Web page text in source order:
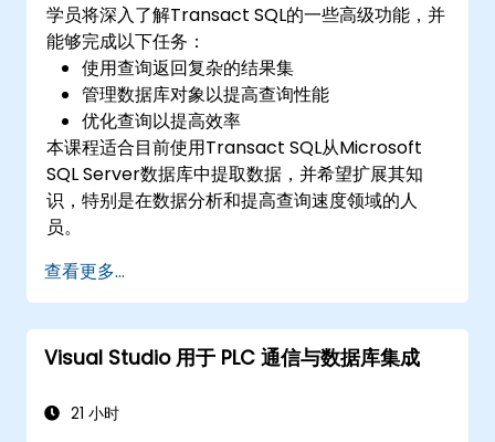
学员将深入了解Transact SQL的一些高级功能，并
能够完成以下任务：
使用查询返回复杂的结果集
管理数据库对象以提高查询性能
优化查询以提高效率
本课程适合目前使用Transact SQL从Microsoft
SQL Server数据库中提取数据，并希望扩展其知
识，特别是在数据分析和提高查询速度领域的人
员。
查看更多...
Visual Studio 用于 PLC 通信与数据库集成
21 小时